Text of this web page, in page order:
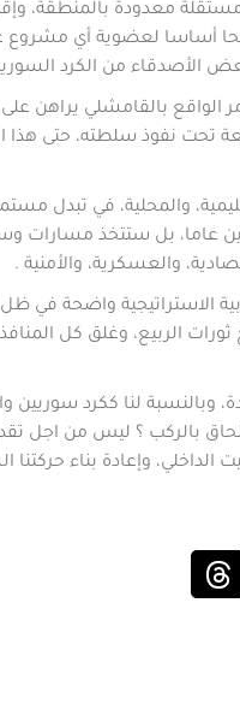
معدودة بالمنطقة،
أساسا لعضوية أي
الأصدقاء من الكرد
الواقع بالقامشلي يراهن
تحت نفوذ سلطته، حتى هذا
والمحلية، في تبدل
بل ستتخذ مسارات
والعسكرية، والأمنية .
الاستراتيجية واضحة
ثورات الربيع، وغلق كل
وبالنسبة لنا ككرد
بالركب ؟ ليس من اجل
الداخلي، وإعادة بناء